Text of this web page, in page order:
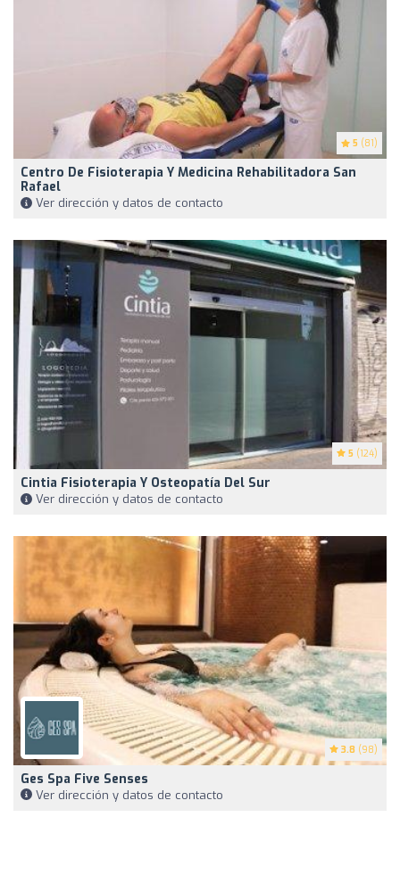
5 (81)
Centro De Fisioterapia Y Medicina Rehabilitadora San
Rafael
Ver dirección y datos de contacto
5 (124)
Cintia Fisioterapia Y Osteopatía Del Sur
Ver dirección y datos de contacto
3.8 (98)
Ges Spa Five Senses
Ver dirección y datos de contacto